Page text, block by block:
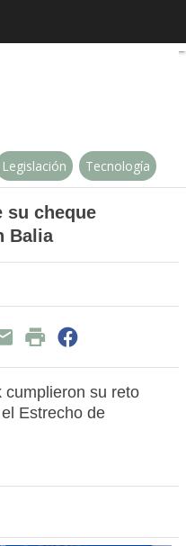
hace entrga de su
Legislación Tecnología
su cheque
Balia
cumplieron su reto
Estrecho de